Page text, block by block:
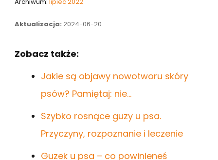
Aktualizacja: 2024-06-20
Zobacz także:
Jakie są objawy nowotworu skóry
psów? Pamiętaj: nie…
Szybko rosnące guzy u psa.
Przyczyny, rozpoznanie i leczenie
Guzek u psa – co powinieneś